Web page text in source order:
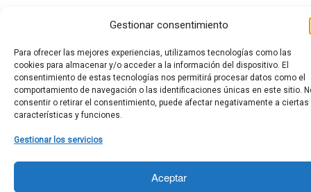
Gestionar consentimiento
Para ofrecer las mejores experiencias, utilizamos tecnologías como las
cookies para almacenar y/o acceder a la información del dispositivo. El
consentimiento de estas tecnologías nos permitirá procesar datos como el
comportamiento de navegación o las identificaciones únicas en este sitio.
consentir o retirar el consentimiento, puede afectar negativamente a ciertas
características y funciones.
Gestionar los servicios
Aceptar